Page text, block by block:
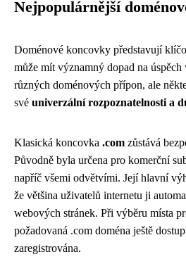
Nejpopulárnější
Doménové koncovky představují
může mít významný dopad na
různých doménových přípon, ale
své univerzální rozpoznatelnosti a
Klasická koncovka .com zůstává
Původně byla určena pro komerční
napříč všemi odvětvími. Její hlavní
že většina uživatelů internetu ji
webových stránek. Při výběru místa
požadovaná .com doména ještě
zaregistrována.